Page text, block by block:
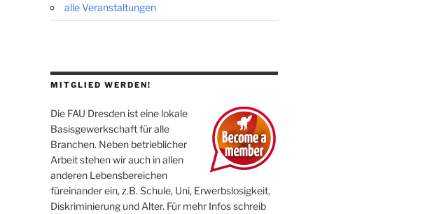
alle Veranstaltungen
MITGLIED WERDEN!
Die FAU Dresden ist eine lokale
Basisgewerkschaft für alle
Branchen. Neben betrieblicher
Arbeit stehen wir auch in allen
anderen Lebensbereichen
füreinander ein, z.B. Schule, Uni, Erwerbslosigkeit,
Diskriminierung und Alter. Für mehr Infos schreib